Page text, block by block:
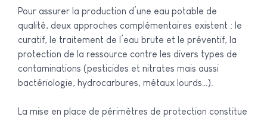
Pour assurer la production d’une eau potable de
qualité, deux approches complémentaires existent : le
curatif, le traitement de l’eau brute et le préventif, la
protection de la ressource contre les divers types de
contaminations (pesticides et nitrates mais aussi
bactériologie, hydrocarbures, métaux lourds…).
La mise en place de périmètres de protection constitue